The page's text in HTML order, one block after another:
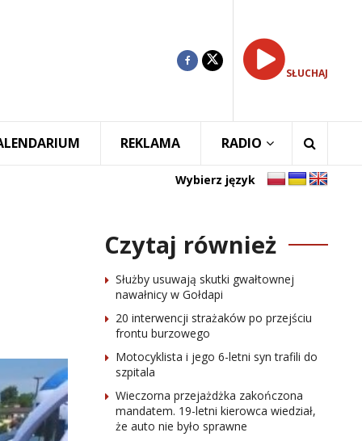
SŁUCHAJ
REKLAMA RADIO
Wybierz język
Czytaj również
Służby usuwają skutki gwałtownej
nawałnicy w Gołdapi
20 interwencji strażaków po przejściu
frontu burzowego
Motocyklista i jego 6-letni syn trafili do
szpitala
Wieczorna przejażdżka zakończona
mandatem. 19-letni kierowca wiedział,
że auto nie było sprawne